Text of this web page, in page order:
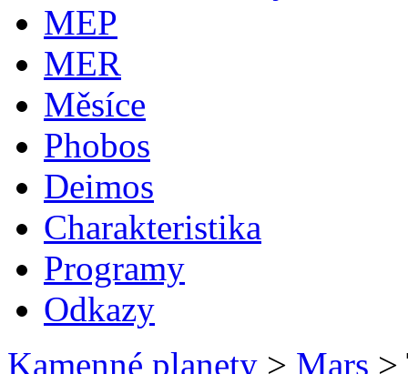
MEP
MER
Měsíce
Phobos
Deimos
Charakteristika
Programy
Odkazy
Kamenné planety > Mars >